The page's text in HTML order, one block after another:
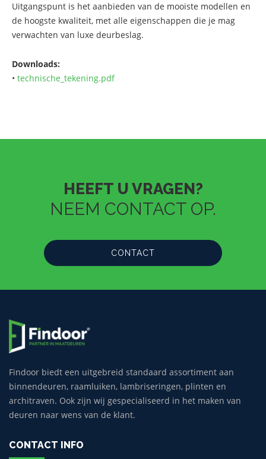
Uitgangspunt is het aanbieden van de mooiste modellen en
de hoogste kwaliteit, met alle eigenschappen die je mag
verwachten van luxe deurbeslag.
Downloads:
• technische_tekening.pdf
HEEFT U VRAGEN?
NEEM CONTACT OP.
CONTACT
Findoor biedt een uitgebreid standaard assortiment aan
binnendeuren, raamluiken, lambriseringen, plinten en
architraven. Ook zijn wij gespecialiseerd in het maken van
deuren naar wens van de klant.
CONTACT INFO